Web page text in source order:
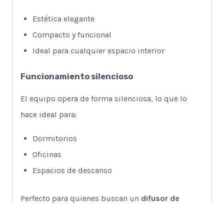
Estética elegante
Compacto y funcional
Ideal para cualquier espacio interior
Funcionamiento silencioso
El equipo opera de forma silenciosa, lo que lo
hace ideal para:
Dormitorios
Oficinas
Espacios de descanso
Perfecto para quienes buscan un difusor de